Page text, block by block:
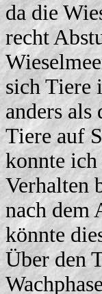
da die
recht
sich Tiere
anders
Tiere auf
konnte ich
Verhalten
nach dem
könnte
Über den